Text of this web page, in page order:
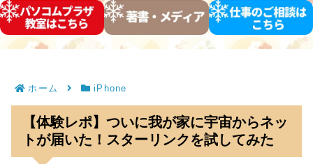
ホーム iPhone
【体験レポ】ついに我が家に宇宙からネッ
トが届いた！スターリンクを試してみた